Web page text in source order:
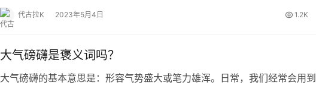
代古拉K 2023年5月4日 1.2K
大气磅礴是褒义词吗？
大气磅礴的基本意思是：形容气势盛大或笔力雄浑。日常，我们经常会用